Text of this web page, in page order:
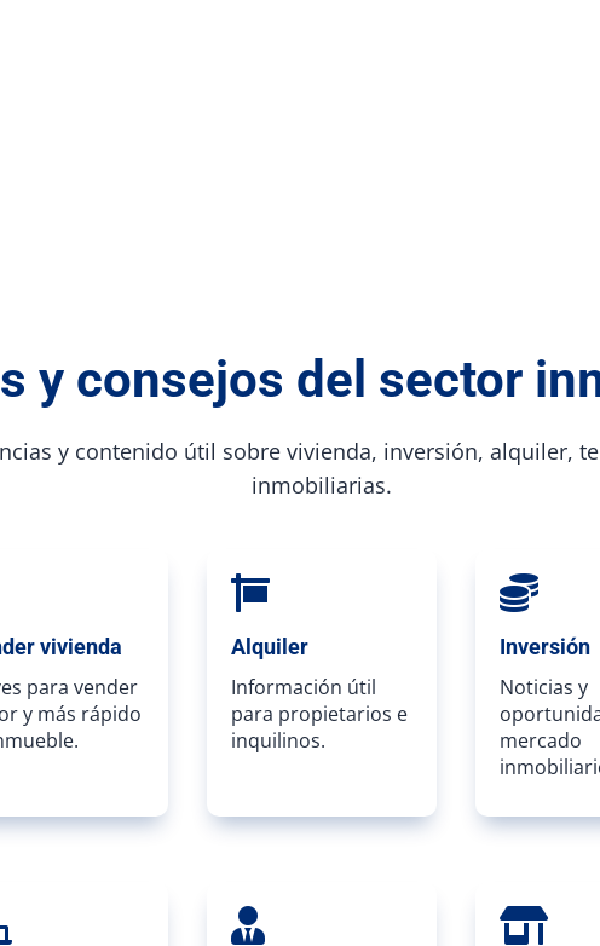
y consejos del sector
y contenido útil sobre vivienda, inversión, alquiler,
inmobiliarias.
vivienda
para vender
y más rápido

Alquiler
Información útil
para propietarios e
inquilinos.

Inversión
Noticias y
mercado
 